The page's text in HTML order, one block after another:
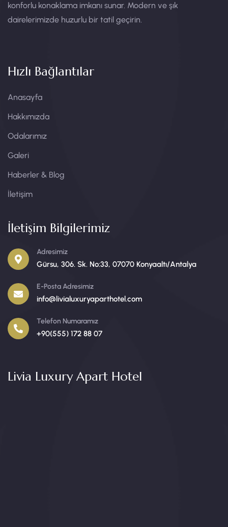
konforlu konaklama imkanı sunar. Modern ve şık
dairelerimizde huzurlu bir tatil geçirin.
Hızlı Bağlantılar
Anasayfa
Hakkımızda
Odalarımız
Galeri
Haberler & Blog
İletişim
İletişim Bilgilerimiz
Adresimiz
Gürsu, 306. Sk. No:33, 07070 Konyaaltı/Antalya
E-Posta Adresimiz
info@livialuxuryaparthotel.com
Telefon Numaramız
+90(555) 172 88 07
Livia Luxury Apart Hotel